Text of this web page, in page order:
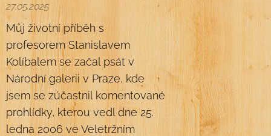
27.05.2025
Můj životní příběh s
profesorem Stanislavem
Kolíbalem se začal psát v
Národní galerii v Praze, kde
jsem se zúčastnil komentované
prohlídky, kterou vedl dne 25.
ledna 2006 ve Veletržním